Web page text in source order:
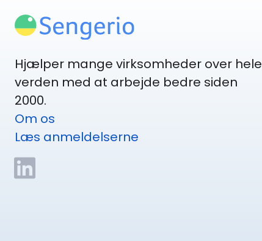
Hjælper mange virksomheder over hele
verden med at arbejde bedre siden
2000.
Om os
Læs anmeldelserne